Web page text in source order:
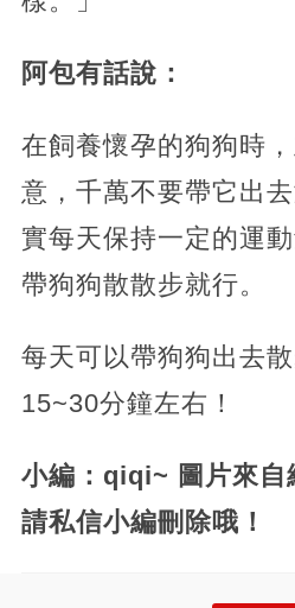
阿包有話說：
在飼養懷孕的狗狗時
意，千萬不要帶它出
實每天保持一定的運
帶狗狗散散步就行。
每天可以帶狗狗出去
15~30分鐘左右！
小編：qiqi~ 圖片來自
請私信小編刪除哦！